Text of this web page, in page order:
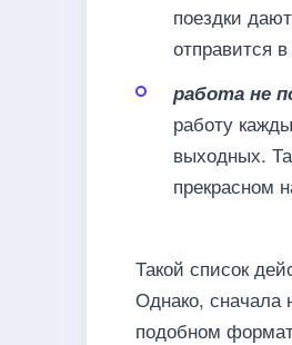
поездки
отправится
работа не
работу
выходных.
прекрасном
Такой список
Однако, сначала
подобном